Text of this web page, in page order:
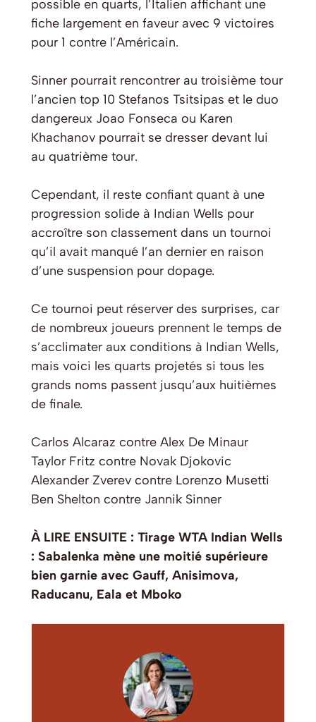
possible en quarts, l’Italien affichant une
fiche largement en faveur avec 9 victoires
pour 1 contre l’Américain.
Sinner pourrait rencontrer au troisième tour
l’ancien top 10 Stefanos Tsitsipas et le duo
dangereux Joao Fonseca ou Karen
Khachanov pourrait se dresser devant lui
au quatrième tour.
Cependant, il reste confiant quant à une
progression solide à Indian Wells pour
accroître son classement dans un tournoi
qu’il avait manqué l’an dernier en raison
d’une suspension pour dopage.
Ce tournoi peut réserver des surprises, car
de nombreux joueurs prennent le temps de
s’acclimater aux conditions à Indian Wells,
mais voici les quarts projetés si tous les
grands noms passent jusqu’aux huitièmes
de finale.
Carlos Alcaraz contre Alex De Minaur
Taylor Fritz contre Novak Djokovic
Alexander Zverev contre Lorenzo Musetti
Ben Shelton contre Jannik Sinner
À LIRE ENSUITE : Tirage WTA Indian Wells
: Sabalenka mène une moitié supérieure
bien garnie avec Gauff, Anisimova,
Raducanu, Eala et Mboko